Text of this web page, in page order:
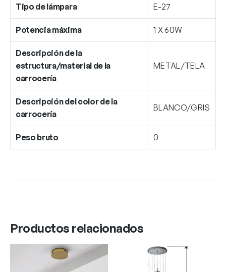
Tipo de lámpara E-27
Potencia máxima 1 X 60W
Descripción de la
estructura/material de la
carrocería
METAL/TELA
Descripción del color de la
carrocería
BLANCO/GRIS
Peso bruto 0
Productos relacionados